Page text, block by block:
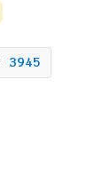
3945